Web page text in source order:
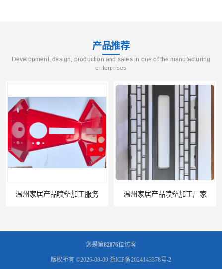
产品推荐
Development, design, production and sales in one of the manufacturing
enterprises
温州家居产品喷塑加工厂家 台州五金件加工
您是第82876位访客
版权所有 ©2026-08-09 浙ICP备2024143378号-2